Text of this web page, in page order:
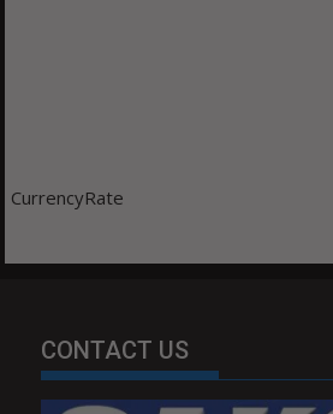
CurrencyRate
CONTACT US